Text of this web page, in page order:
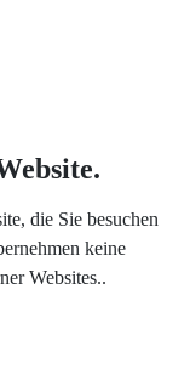
die Sie besuchen
keine
Websites..